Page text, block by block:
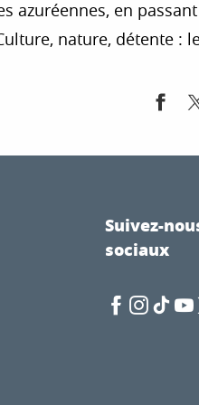
azuréennes, en
nature, détente :
Suivez-
sociaux